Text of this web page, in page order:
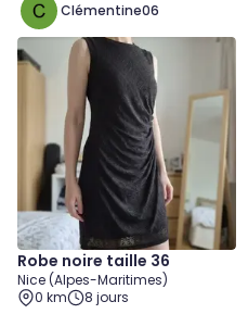
Clémentine06
Robe noire taille 36
Nice (Alpes-Maritimes)
0 km
8 jours